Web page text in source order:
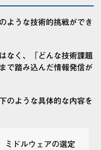
ような技術的挑戦ができ
なく、「どんな技術課題
で踏み込んだ情報発信が
のような具体的な内容を
ミドルウェアの選定